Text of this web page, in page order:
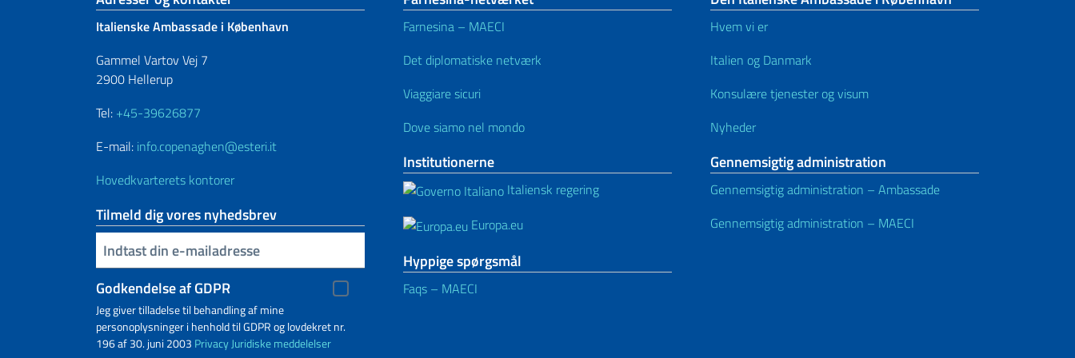
Italienske Ambassade i København
Gammel Vartov Vej 7
2900 Hellerup
Tel: +45-39626877
E-mail: info.copenaghen@esteri.it
Hovedkvarterets kontorer
Tilmeld dig vores nyhedsbrev
Indtast din e-mailadresse
Godkendelse af GDPR
Jeg giver tilladelse til behandling af mine
personoplysninger i henhold til GDPR og lovdekret nr.
196 af 30. juni 2003 PrivacyJuridiske meddelelser
Farnesina – MAECI
Det diplomatiske netværk
Viaggiare sicuri
Dove siamo nel mondo
Institutionerne
Italiensk regering
Europa.eu
Hyppige spørgsmål
Faqs – MAECI
Hvem vi er
Italien og Danmark
Konsulære tjenester og visum
Nyheder
Gennemsigtig administration
Gennemsigtig administration – Ambassade
Gennemsigtig administration – MAECI